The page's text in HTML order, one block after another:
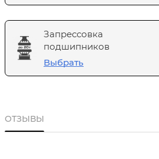
Запрессовка
подшипников
Выбрать
ОТЗЫВЫ